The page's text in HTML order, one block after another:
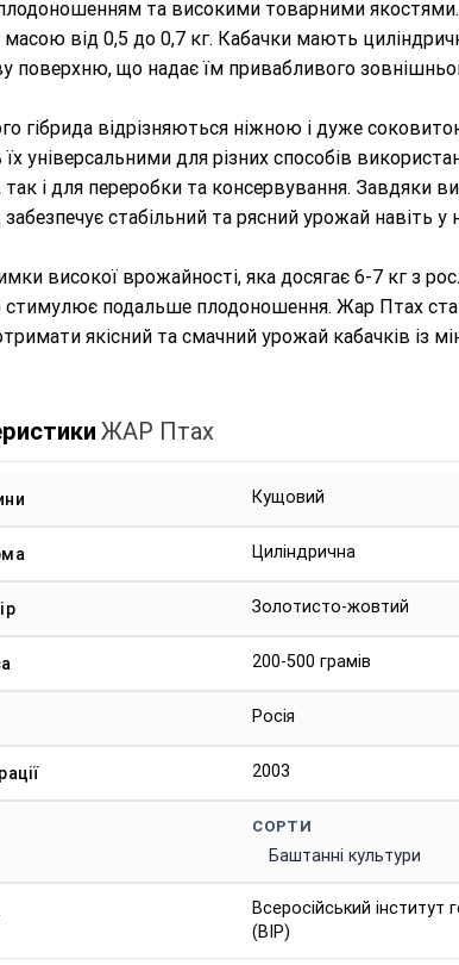
та високими товарними
масою від 0,5 до 0,7 кг. Кабачки мають
поверхню, що надає їм привабливого
гібрида відрізняються ніжною і дуже
універсальними для різних способів
і для переробки та консервування. Завдяки
забезпечує стабільний та рясний урожай навіть
високої врожайності, яка досягає 6-7 кг з
стимулює подальше плодоношення. Жар Птах
якісний та смачний урожай кабачків із
ЖАР Птах
Кущовий
Циліндрична
Золотисто-жовтий
200-500 грамів
Росія
2003
СОРТИ
Баштанні культури
Всеросійський інститут
(ВІР)